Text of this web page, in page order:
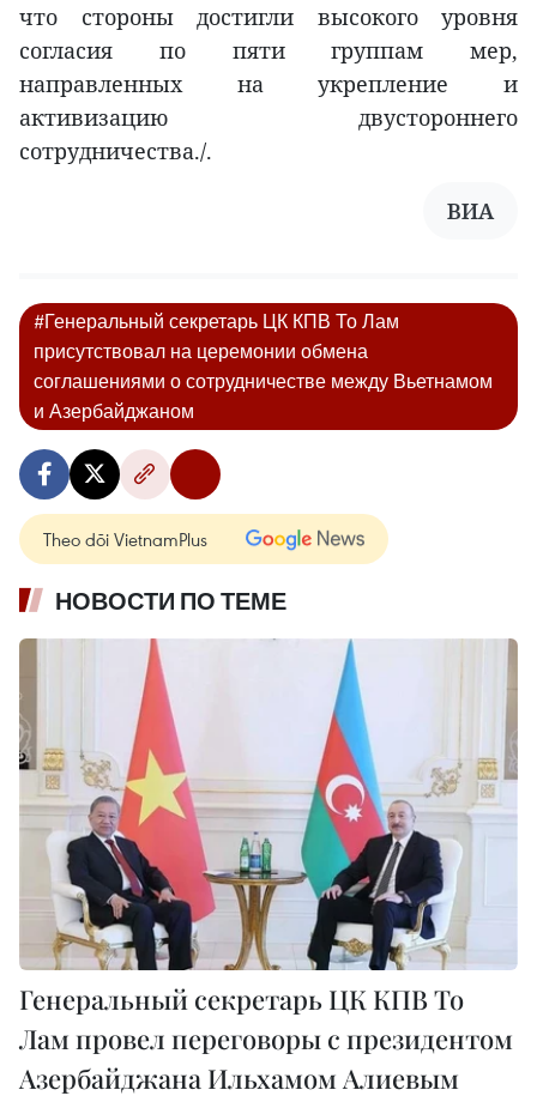
что стороны достигли высокого уровня
согласия по пяти группам мер,
направленных на укрепление и
активизацию двустороннего
сотрудничества./.
ВИА
#Генеральный секретарь ЦК КПВ То Лам
присутствовал на церемонии обмена
соглашениями о сотрудничестве между Вьетнамом
и Азербайджаном
Theo dõi VietnamPlus
НОВОСТИ ПО ТЕМЕ
Генеральный секретарь ЦК КПВ То
Лам провел переговоры с президентом
Азербайджана Ильхамом Алиевым